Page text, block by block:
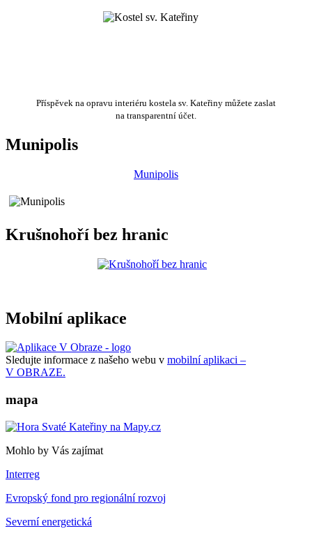
Příspěvek na opravu interiéru kostela sv. Kateřiny můžete zaslat
na transparentní účet.
Munipolis
Munipolis
Krušnohoří bez hranic
Mobilní aplikace
Sledujte informace z našeho webu v mobilní aplikaci –
V OBRAZE.
mapa
Mohlo by Vás zajímat
Interreg
Evropský fond pro regionální rozvoj
Severní energetická